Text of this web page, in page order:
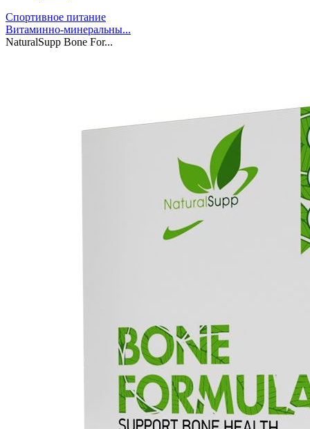
Спортивное питание
Витаминно-минеральны...
NaturalSupp Bone For...